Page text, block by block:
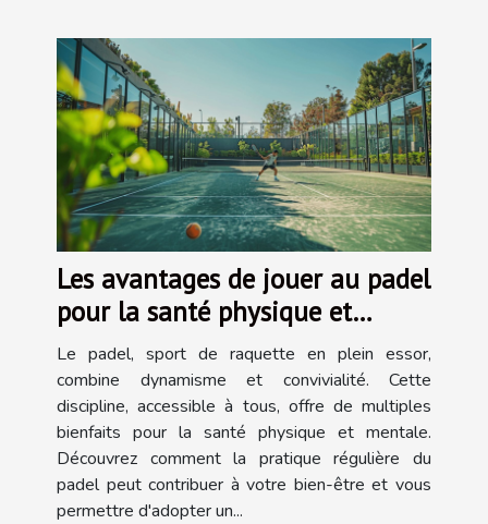
Les avantages de jouer au padel
pour la santé physique et
mentale
Le padel, sport de raquette en plein essor,
combine dynamisme et convivialité. Cette
discipline, accessible à tous, offre de multiples
bienfaits pour la santé physique et mentale.
Découvrez comment la pratique régulière du
padel peut contribuer à votre bien-être et vous
permettre d'adopter un...